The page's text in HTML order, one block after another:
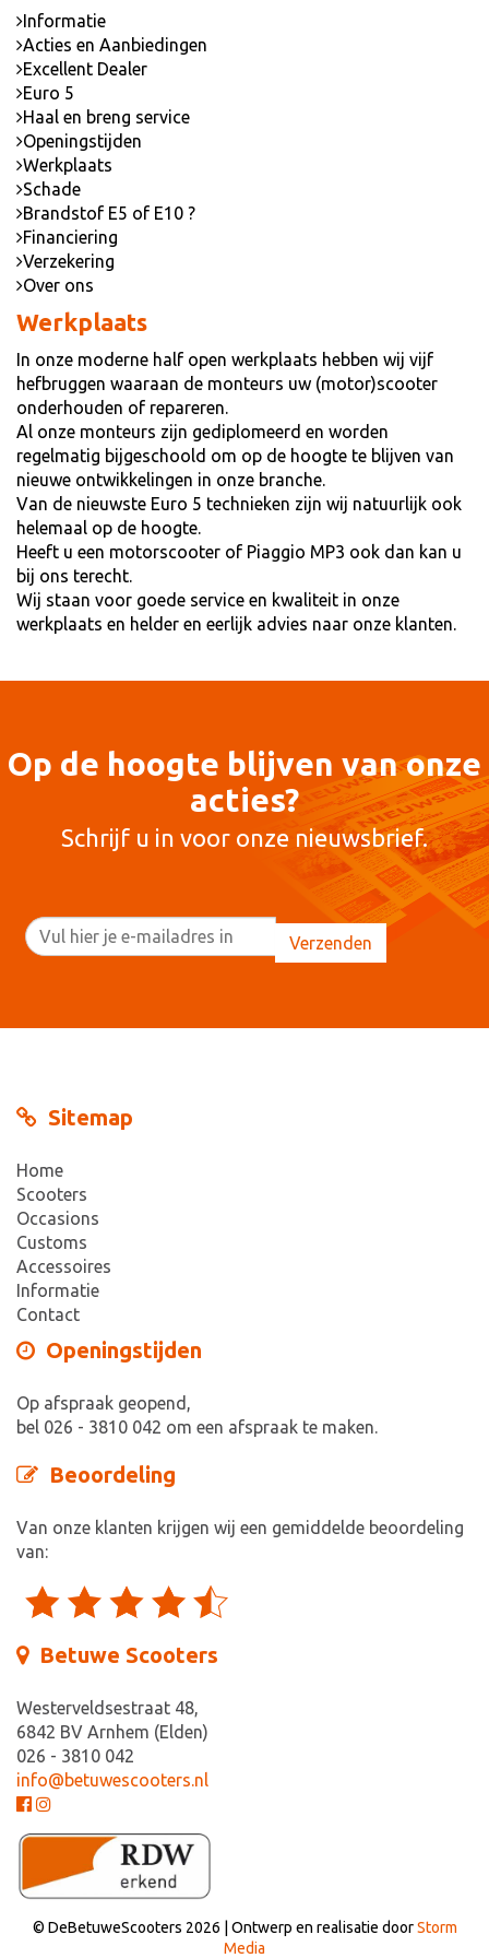
Informatie
Acties en Aanbiedingen
Excellent Dealer
Euro 5
Haal en breng service
Openingstijden
Werkplaats
Schade
Brandstof E5 of E10 ?
Financiering
Verzekering
Over ons
Werkplaats
In onze moderne half open werkplaats hebben wij vijf
hefbruggen waaraan de monteurs uw (motor)scooter
onderhouden of repareren.
Al onze monteurs zijn gediplomeerd en worden
regelmatig bijgeschoold om op de hoogte te blijven van
nieuwe ontwikkelingen in onze branche.
Van de nieuwste Euro 5 technieken zijn wij natuurlijk ook
helemaal op de hoogte.
Heeft u een motorscooter of Piaggio MP3 ook dan kan u
bij ons terecht.
Wij staan voor goede service en kwaliteit in onze
werkplaats en helder en eerlijk advies naar onze klanten.
Op de hoogte blijven van onze
acties?
Schrijf u in voor onze nieuwsbrief.
Sitemap
Home
Scooters
Occasions
Customs
Accessoires
Informatie
Contact
Openingstijden
Op afspraak geopend,
bel 026 - 3810 042 om een afspraak te maken.
Beoordeling
Van onze klanten krijgen wij een gemiddelde beoordeling
van:
Betuwe Scooters
Westerveldsestraat 48,
6842 BV Arnhem (Elden)
026 - 3810 042
info@betuwescooters.nl
© DeBetuweScooters 2026 | Ontwerp en realisatie doorStorm
Media